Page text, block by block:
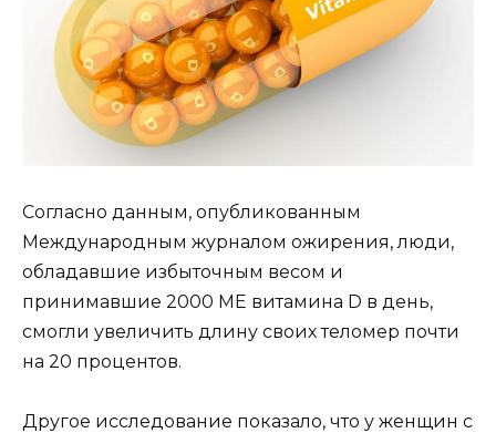
Согласно данным, опубликованным
Международным журналом ожирения, люди,
обладавшие избыточным весом и
принимавшие 2000 МЕ витамина D в день,
смогли увеличить длину своих теломер почти
на 20 процентов.
Другое исследование показало, что у женщин с